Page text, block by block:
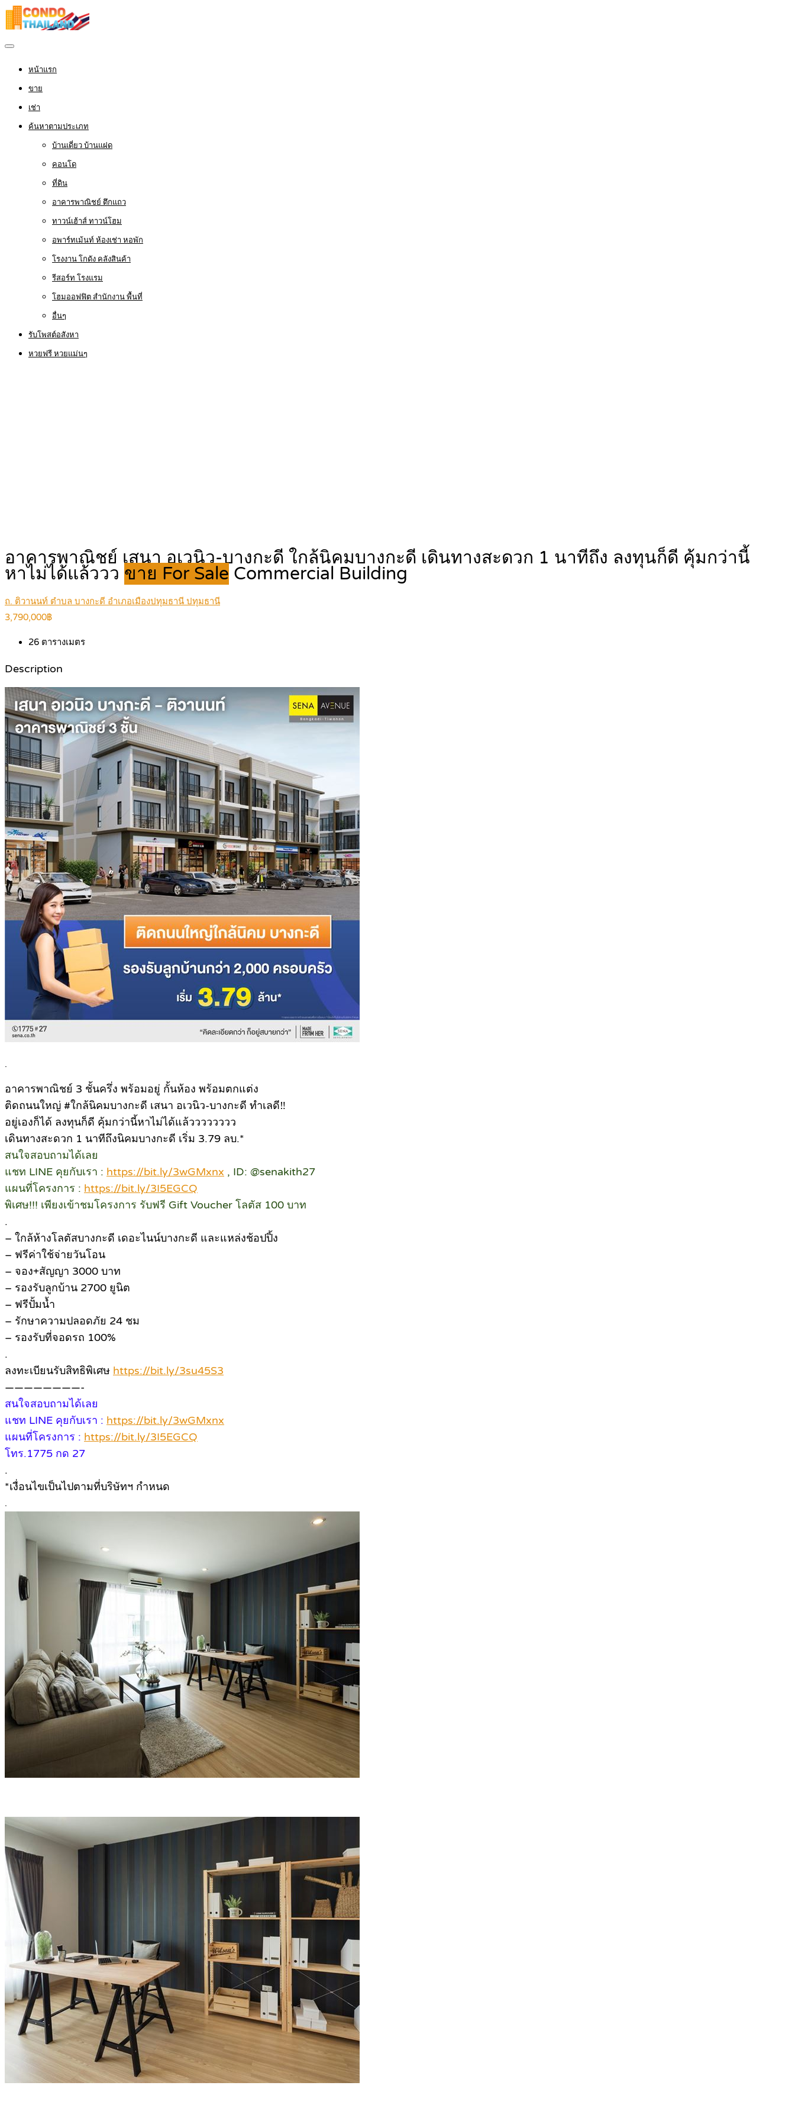
หน้าแรก
ขาย
เช่า
ค้นหาตามประเภท
บ้านเดี่ยว บ้านแฝด
คอนโด
ที่ดิน
อาคารพาณิชย์ ตึกแถว
ทาวน์เฮ้าส์ ทาวน์โฮม
อพาร์ทเม้นท์ ห้องเช่า หอพัก
โรงงาน โกดัง คลังสินค้า
รีสอร์ท โรงแรม
โฮมออฟฟิต สำนักงาน พื้นที่
อื่นๆ
รับโพสต์อสังหา
หวยฟรี หวยแม่นๆ
อาคารพาณิชย์ เสนา อเวนิว-บางกะดี ใกล้นิคมบางกะดี เดินทางสะดวก 1 นาทีถึง ลงทุนก็ดี คุ้มกว่านี้
หาไม่ได้แล้ววว ขาย For Sale Commercial Building
ถ. ติวานนท์ ตำบล บางกะดี อำเภอเมืองปทุมธานี ปทุมธานี
3,790,000฿
26 ตารางเมตร
Description
.
อาคารพาณิชย์ 3 ชั้นครึ่ง พร้อมอยู่ กั้นห้อง พร้อมตกแต่ง
ติดถนนใหญ่ #ใกล้นิคมบางกะดี เสนา อเวนิว-บางกะดี ทำเลดี‼
อยู่เองก็ได้ ลงทุนก็ดี คุ้มกว่านี้หาไม่ได้แล้วววววววว
เดินทางสะดวก 1 นาทีถึงนิคมบางกะดี เริ่ม 3.79 ลบ.*
สนใจสอบถามได้เลย
แชท LINE คุยกับเรา : https://bit.ly/3wGMxnx , ID: @senakith27
แผนที่โครงการ : https://bit.ly/3I5EGCQ
พิเศษ!!! เพียงเข้าชมโครงการ รับฟรี Gift Voucher โลตัส 100 บาท
.
– ใกล้ห้างโลตัสบางกะดี เดอะไนน์บางกะดี และแหล่งช้อปปิ้ง
– ฟรีค่าใช้จ่ายวันโอน
– จอง+สัญญา 3000 บาท
– รองรับลูกบ้าน 2700 ยูนิต
– ฟรีปั้มน้ำ
– รักษาความปลอดภัย 24 ชม
– รองรับที่จอดรถ 100%
.
ลงทะเบียนรับสิทธิพิเศษ https://bit.ly/3su45S3
————————-
สนใจสอบถามได้เลย
แชท LINE คุยกับเรา : https://bit.ly/3wGMxnx
แผนที่โครงการ : https://bit.ly/3I5EGCQ
โทร.1775 กด 27
.
*เงื่อนไขเป็นไปตามที่บริษัทฯ กำหนด
.